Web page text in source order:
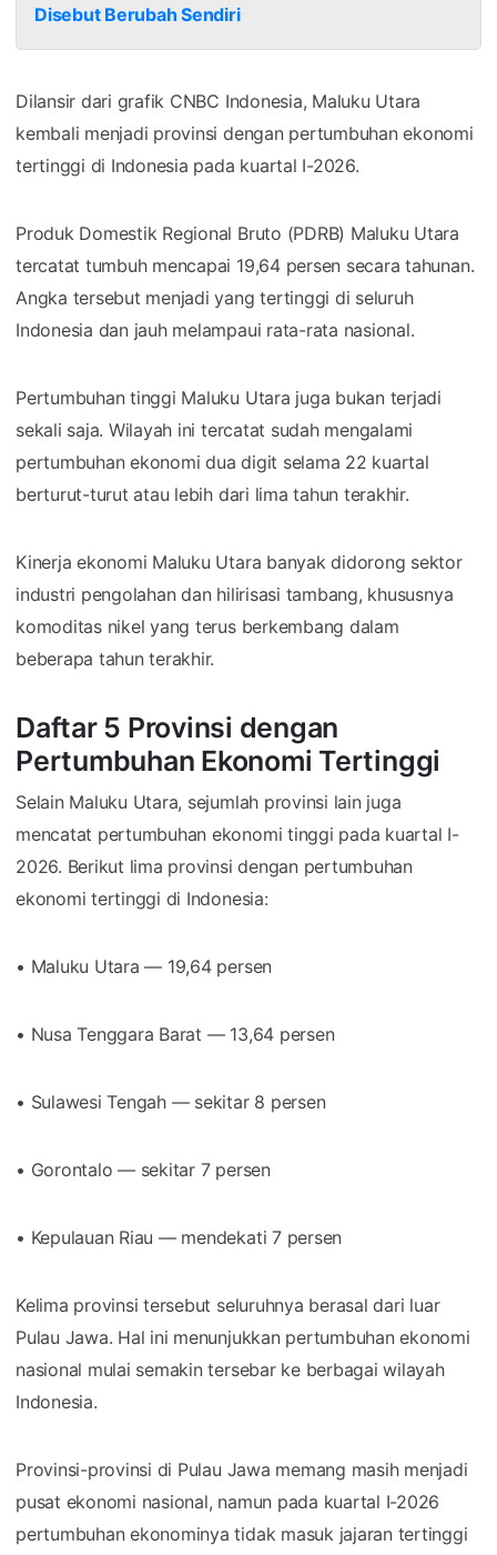
Disebut Berubah Sendiri
Dilansir dari grafik CNBC Indonesia, Maluku Utara
kembali menjadi provinsi dengan pertumbuhan ekonomi
tertinggi di Indonesia pada kuartal I-2026.
Produk Domestik Regional Bruto (PDRB) Maluku Utara
tercatat tumbuh mencapai 19,64 persen secara tahunan.
Angka tersebut menjadi yang tertinggi di seluruh
Indonesia dan jauh melampaui rata-rata nasional.
Pertumbuhan tinggi Maluku Utara juga bukan terjadi
sekali saja. Wilayah ini tercatat sudah mengalami
pertumbuhan ekonomi dua digit selama 22 kuartal
berturut-turut atau lebih dari lima tahun terakhir.
Kinerja ekonomi Maluku Utara banyak didorong sektor
industri pengolahan dan hilirisasi tambang, khususnya
komoditas nikel yang terus berkembang dalam
beberapa tahun terakhir.
Daftar 5 Provinsi dengan
Pertumbuhan Ekonomi Tertinggi
Selain Maluku Utara, sejumlah provinsi lain juga
mencatat pertumbuhan ekonomi tinggi pada kuartal I-
2026. Berikut lima provinsi dengan pertumbuhan
ekonomi tertinggi di Indonesia:
• Maluku Utara — 19,64 persen
• Nusa Tenggara Barat — 13,64 persen
• Sulawesi Tengah — sekitar 8 persen
• Gorontalo — sekitar 7 persen
• Kepulauan Riau — mendekati 7 persen
Kelima provinsi tersebut seluruhnya berasal dari luar
Pulau Jawa. Hal ini menunjukkan pertumbuhan ekonomi
nasional mulai semakin tersebar ke berbagai wilayah
Indonesia.
Provinsi-provinsi di Pulau Jawa memang masih menjadi
pusat ekonomi nasional, namun pada kuartal I-2026
pertumbuhan ekonominya tidak masuk jajaran tertinggi